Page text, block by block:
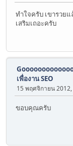
ทำใจครับ เขารวย
เสริมเถอะครับ
เพื่องาน SEO
15 พฤศจิกายน
ขอบคุณครับ